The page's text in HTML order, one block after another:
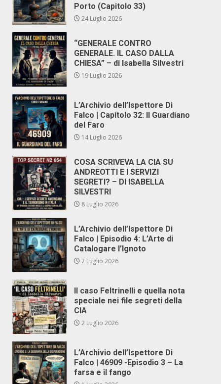
Porto (Capitolo 33)
24 Luglio 2026
“GENERALE CONTRO
GENERALE. IL CASO DALLA
CHIESA” – di Isabella Silvestri
19 Luglio 2026
L’Archivio dell’Ispettore Di
Falco | Capitolo 32: Il Guardiano
del Faro
14 Luglio 2026
COSA SCRIVEVA LA CIA SU
ANDREOTTI E I SERVIZI
SEGRETI? – DI ISABELLA
SILVESTRI
8 Luglio 2026
L’Archivio dell’Ispettore Di
Falco | Episodio 4: L’Arte di
Catalogare l’Ignoto
7 Luglio 2026
Il caso Feltrinelli e quella nota
speciale nei file segreti della
CIA
2 Luglio 2026
L’Archivio dell’Ispettore Di
Falco | 46909 -Episodio 3 – La
farsa e il fango